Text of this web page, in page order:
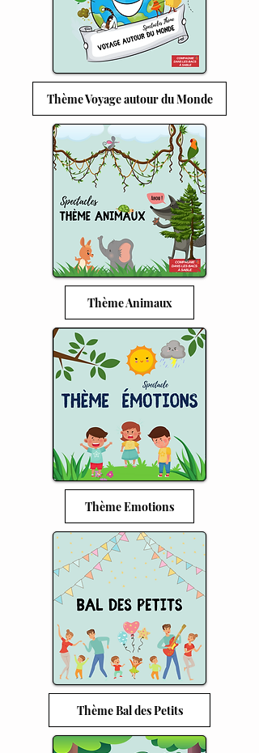
Thème Voyage autour du Monde
Thème Animaux
Thème Emotions
Thème Bal des Petits